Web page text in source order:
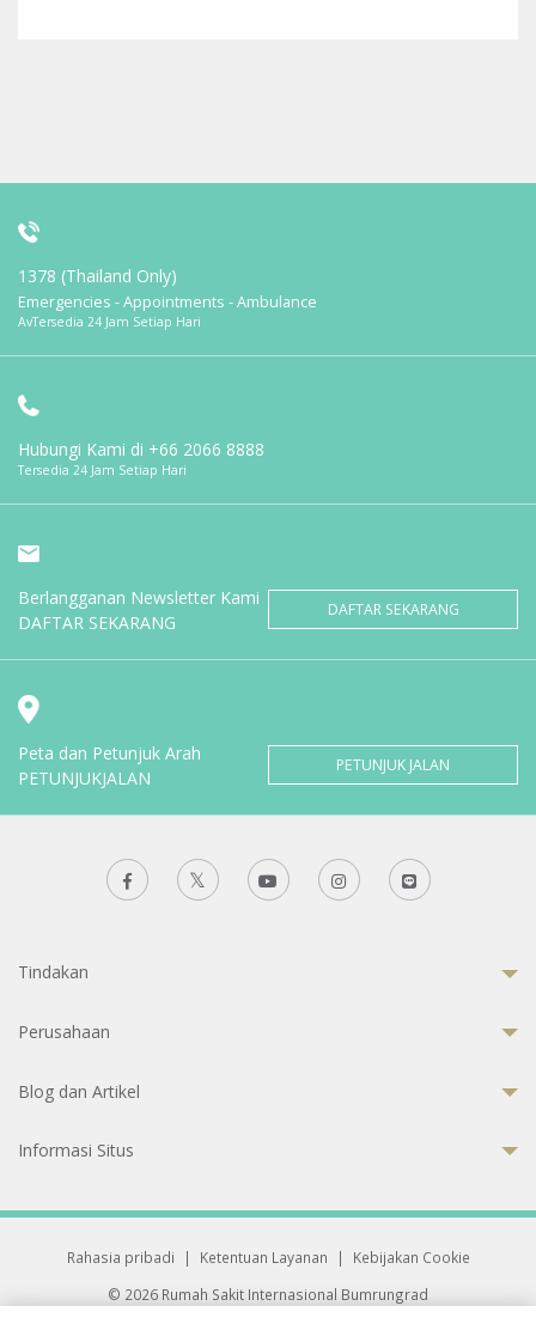
1378 (Thailand Only)
Emergencies - Appointments - Ambulance
AvTersedia 24 Jam Setiap Hari
Hubungi Kami di +66 2066 8888
Tersedia 24 Jam Setiap Hari
Berlangganan Newsletter Kami
DAFTAR SEKARANG
DAFTAR SEKARANG
Peta dan Petunjuk Arah
PETUNJUKJALAN
PETUNJUK JALAN
Tindakan
Perusahaan
Blog dan Artikel
Informasi Situs
Rahasia pribadi | Ketentuan Layanan |
Kebijakan Cookie
© 2026 Rumah Sakit Internasional Bumrungrad